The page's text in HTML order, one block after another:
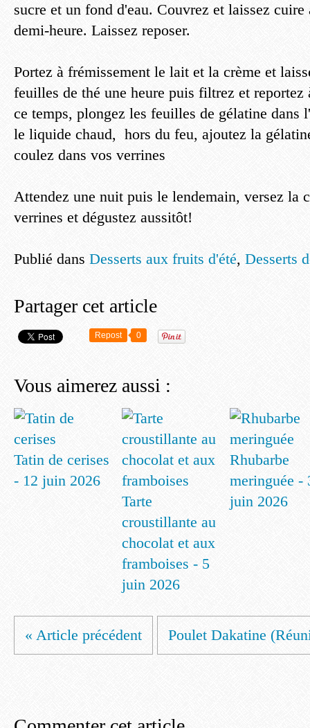
sucre et un fond d'eau. Couvrez et laissez
demi-heure. Laissez reposer.
Portez à frémissement le lait et la crème et
feuilles de thé une heure puis filtrez et reportez
ce temps, plongez les feuilles de gélatine dans
le liquide chaud, hors du feu, ajoutez la
coulez dans vos verrines
Attendez une nuit puis le lendemain, versez la
verrines et dégustez aussitôt!
Publié dans Desserts aux fruits d'été, Desserts
Partager cet article
Repost 0
Vous aimerez aussi :
Tatin de cerises
- 12 juin 2026
Tarte
croustillante au
chocolat et aux
framboises - 5
juin 2026
Rhubarbe
meringuée -
juin 2026
« Article précédent Poulet Dakatine